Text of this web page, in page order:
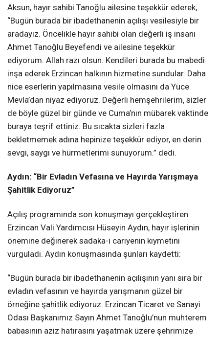
Aksun, hayır sahibi Tanoğlu ailesine teşekkür ederek,
“Bugün burada bir ibadethanenin açılışı vesilesiyle bir
aradayız. Öncelikle hayır sahibi olan değerli iş insanı
Ahmet Tanoğlu Beyefendi ve ailesine teşekkür
ediyorum. Allah razı olsun. Kendileri burada bu mabedi
inşa ederek Erzincan halkının hizmetine sundular. Daha
nice eserlerin yapılmasına vesile olmasını da Yüce
Mevla’dan niyaz ediyoruz. Değerli hemşehrilerim, sizler
de böyle güzel bir günde ve Cuma’nın mübarek vaktinde
buraya teşrif ettiniz. Bu sıcakta sizleri fazla
bekletmemek adına hepinize teşekkür ediyor, en derin
sevgi, saygı ve hürmetlerimi sunuyorum.” dedi.
Aydın: “Bir Evladın Vefasına ve Hayırda Yarışmaya
Şahitlik Ediyoruz”
Açılış programında son konuşmayı gerçekleştiren
Erzincan Vali Yardımcısı Hüseyin Aydın, hayır işlerinin
önemine değinerek sadaka-i cariyenin kıymetini
vurguladı. Aydın konuşmasında şunları kaydetti:
“Bugün burada bir ibadethanenin açılışının yanı sıra bir
evladın vefasının ve hayırda yarışmanın güzel bir
örneğine şahitlik ediyoruz. Erzincan Ticaret ve Sanayi
Odası Başkanımız Sayın Ahmet Tanoğlu’nun muhterem
babasının aziz hatırasını yaşatmak üzere şehrimize